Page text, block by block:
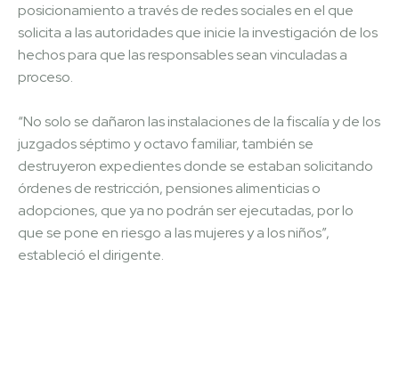
posicionamiento a través de redes sociales en el que
solicita a las autoridades que inicie la investigación de los
hechos para que las responsables sean vinculadas a
proceso.
“No solo se dañaron las instalaciones de la fiscalía y de los
juzgados séptimo y octavo familiar, también se
destruyeron expedientes donde se estaban solicitando
órdenes de restricción, pensiones alimenticias o
adopciones, que ya no podrán ser ejecutadas, por lo
que se pone en riesgo a las mujeres y a los niños”,
estableció el dirigente.